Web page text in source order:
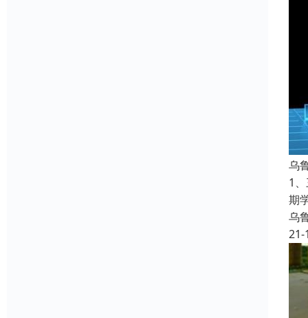
乌
1
期
乌
21-